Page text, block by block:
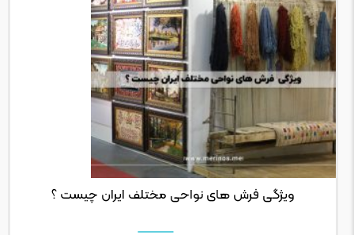
ویژگی‌ فرش‌ های نواحی مختلف ایران چیست ؟